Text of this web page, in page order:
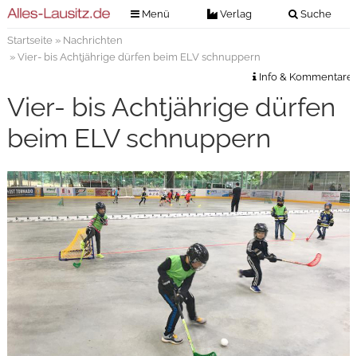
Menü Verlag Suche
Verlag
Kontakt
Impressum
Veranstaltungstickets
Anzeigenannahme
Anzeigensuche
Digitale Ausgaben
Startseite» Nachrichten
» Vier- bis Achtjährige dürfen beim ELV schnuppern
Info & Kommentare
Vier- bis Achtjährige dürfen
beim ELV schnuppern